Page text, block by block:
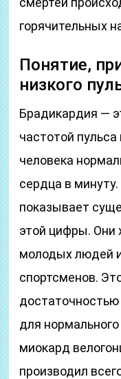
горячительных
Понятие,
низкого
Брадикардия —
частотой
человека
сердца в
показывает
этой цифры. Они
молодых людей
спортсменов.
для
миокард
производил